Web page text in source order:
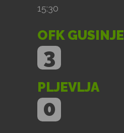
15:30
OFK GUSINJE
3
PLJEVLJA
0